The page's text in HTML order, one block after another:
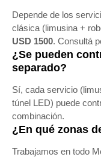
Depende de los
clásica (limusina +
USD 1500. Consultá
¿Se pueden
separado?
Sí, cada servicio
túnel LED) puede
combinación.
¿En qué zonas
Trabajamos en todo